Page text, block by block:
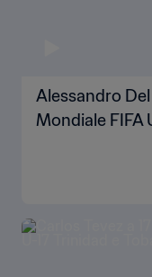
Alessandro
Mondiale FIFA